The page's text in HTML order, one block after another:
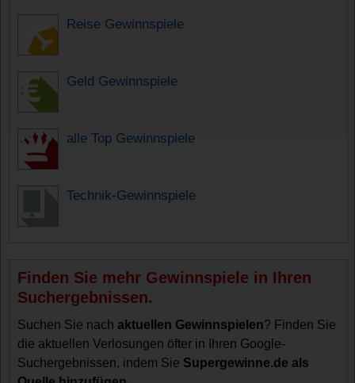
Reise Gewinnspiele
Geld Gewinnspiele
alle Top Gewinnspiele
Technik-Gewinnspiele
Finden Sie mehr Gewinnspiele in Ihren
Suchergebnissen.
Suchen Sie nachaktuellen Gewinnspielen? Finden Sie
die aktuellen Verlosungen öfter in Ihren Google-
Suchergebnissen, indem Sie Supergewinne.de als